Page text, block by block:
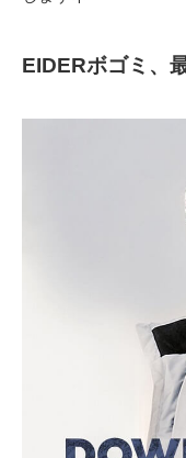
EIDERボゴミ、